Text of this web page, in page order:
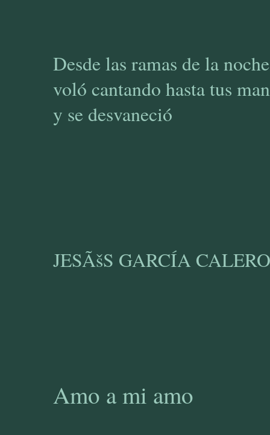
Desde las ramas de la noche
voló cantando hasta tus
y se desvaneció
JESÃšS GARCÍA
Amo a mi amo